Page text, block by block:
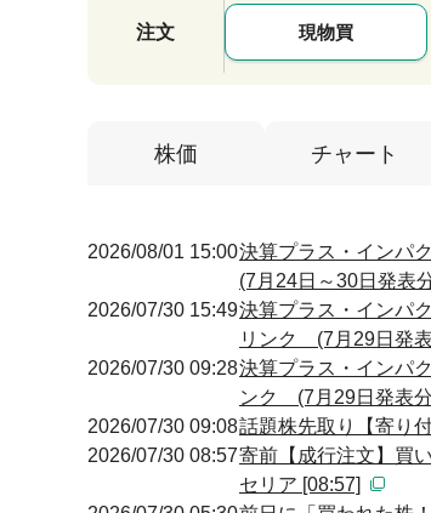
注文 現物買
株価 チャート
2026/08/01 15:00決算プラス・インパ
(7月24日～30日発表
2026/07/30 15:49決算プラス・インパ
リンク (7月29日発
2026/07/30 09:28決算プラス・インパ
ンク (7月29日発表
2026/07/30 09:08話題株先取り【寄り
2026/07/30 08:57寄前【成行注文】買
セリア [08:57]